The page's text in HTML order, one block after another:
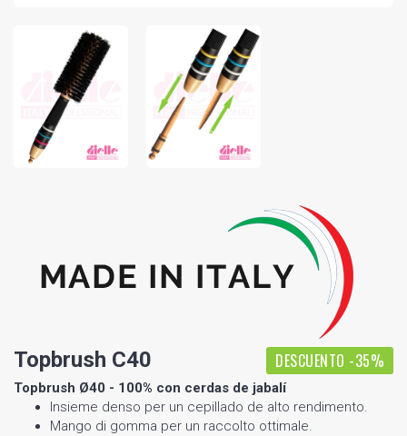
Topbrush C40 DESCUENTO -35%
Topbrush Ø40 - 100% con cerdas de jabalí
Insieme denso per un cepillado de alto rendimento.
Mango di gomma per un raccolto ottimale.